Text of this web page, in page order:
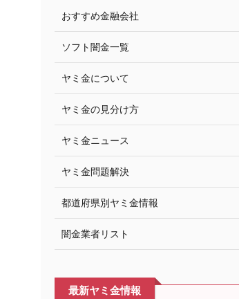
おすすめ金融会社
ソフト闇金一覧
ヤミ金について
ヤミ金の見分け方
ヤミ金ニュース
ヤミ金問題解決
都道府県別ヤミ金情報
闇金業者リスト
最新ヤミ金情報